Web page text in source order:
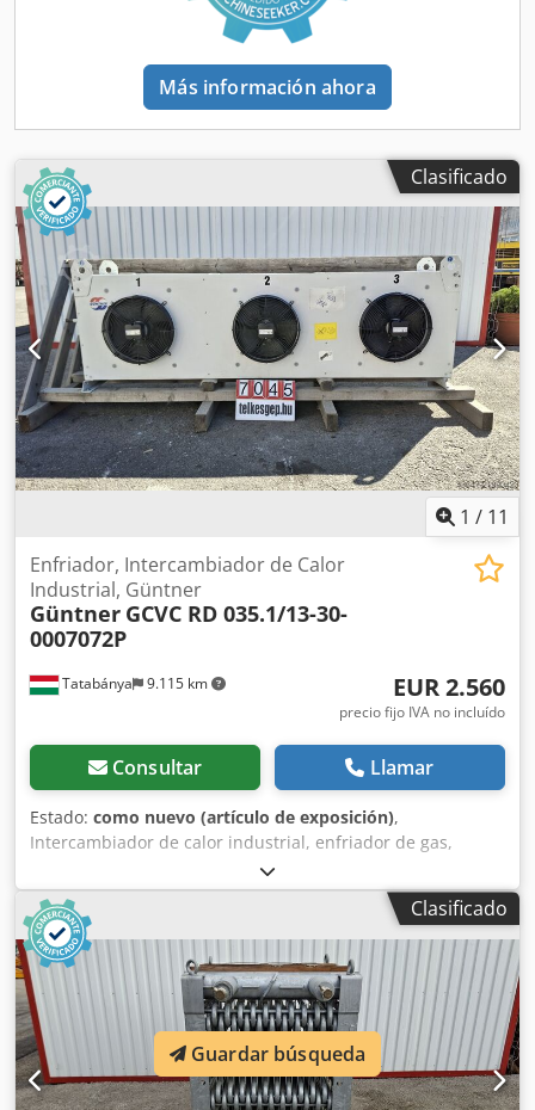
Más información ahora
Clasificado
1 / 11
Tatabánya 9.115 km
Enfriador, Intercambiador de Calor
Industrial, Güntner
Güntner GCVC RD 035.1/13-30-
0007072P
EUR 2.560
precio fijo IVA no incluído
Consultar Llamar
Estado: como nuevo (artículo de exposición),
Intercambiador de calor industrial, enfriador de gas,
enfriador para aire acondicionado, Güntner, máquina
usada Fabricante: Güntner GmbH & Co. KG Tipo: GCVC RD
035.1/13-30-0007072P Dimensiones totales: Ancho: 2450
mm Csdpjy Uda Defx Ap Ejha Fondo: 600 mm Alto: 760 mm
Año de fabricación: 2016 Datos del ventilador: Tipo de
ventilador: VT03149U Velocidad: 2344 / 910 min⁻¹ Consumo
de corriente: - / 0,35 A Especificaciones técnicas: Volumen:
8,9 litros Presión máxima permitida: 32 bar / 0 bar 0 / -1
bar Rango de temperatura permitido: -50 °C / +100 °C -5 °C
/ +40 °C Presión de prueba: 35,2 bar Grupo de fluidos: 2 /
Clasificado
Guardar búsqueda